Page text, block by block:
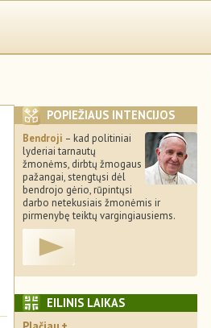
POPIEŽIAUS INTENCIJOS
Bendroji – kad politiniai
lyderiai tarnautų
žmonėms, dirbtų žmogaus
pažangai, stengtųsi dėl
bendrojo gėrio, rūpintųsi
darbo netekusiais žmonėmis ir
pirmenybę teiktų vargingiausiems.
EILINIS LAIKAS